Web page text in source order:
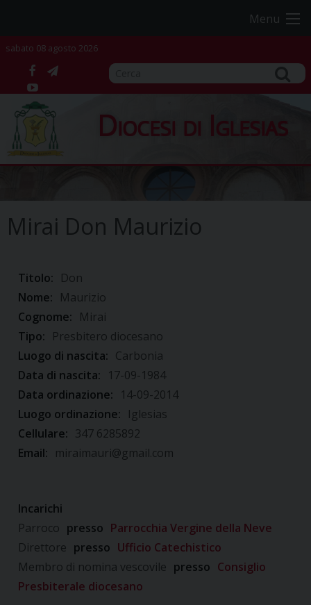
content
Menu
sabato 08 agosto 2026
facebook
telegram
YouTube
Diocesi di Iglesias
Mirai Don Maurizio
Titolo: Don
Nome: Maurizio
Cognome: Mirai
Tipo: Presbitero diocesano
Luogo di nascita: Carbonia
Data di nascita: 17-09-1984
Data ordinazione: 14-09-2014
Luogo ordinazione: Iglesias
Cellulare: 347 6285892
Email: miraimauri@gmail.com
Incarichi
Parroco presso Parrocchia Vergine della Neve
Direttore presso Ufficio Catechistico
Membro di nomina vescovile presso Consiglio
Presbiterale diocesano